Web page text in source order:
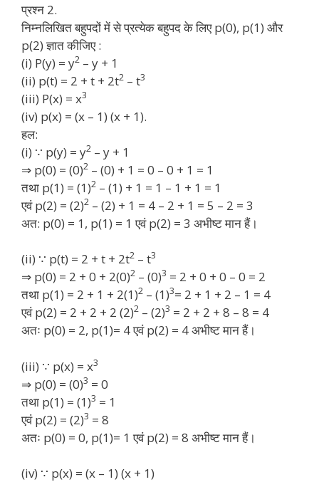
प्रश्न 2.
निम्नलिखित बहुपदों में से प्रत्येक बहुपद के लिए p(0), p(1) और
p(2) ज्ञात कीजिए :
(i) P(y) = y2 – y + 1
(ii) p(t) = 2 + t + 2t2 – t3
(iii) P(x) = x3
(iv) p(x) = (x – 1) (x + 1).
हल:
(i) ∵ p(y) = y2 – y + 1
⇒ p(0) = (0)2 – (0) + 1 = 0 – 0 + 1 = 1
तथा p(1) = (1)2 – (1) + 1 = 1 – 1 + 1 = 1
एवं p(2) = (2)2 – (2) + 1 = 4 – 2 + 1 = 5 – 2 = 3
अत: p(0) = 1, p(1) = 1 एवं p(2) = 3 अभीष्ट मान हैं।
(ii) ∵ p(t) = 2 + t + 2t2 – t3
⇒ p(0) = 2 + 0 + 2(0)2 – (0)3 = 2 + 0 + 0 – 0 = 2
तथा p(1) = 2 + 1 + 2(1)2 – (1)3= 2 + 1 + 2 – 1 = 4
एवं p(2) = 2 + 2 + 2 (2)2 – (2)3 = 2 + 2 + 8 – 8 = 4
अतः p(0) = 2, p(1)= 4 एवं p(2) = 4 अभीष्ट मान हैं।
(iii) ∵ p(x) = x3
⇒ p(0) = (0)3 = 0
तथा p(1) = (1)3 = 1
एवं p(2) = (2)3 = 8
अतः p(0) = 0, p(1)= 1 एवं p(2) = 8 अभीष्ट मान हैं।
(iv) ∵ p(x) = (x – 1) (x + 1)